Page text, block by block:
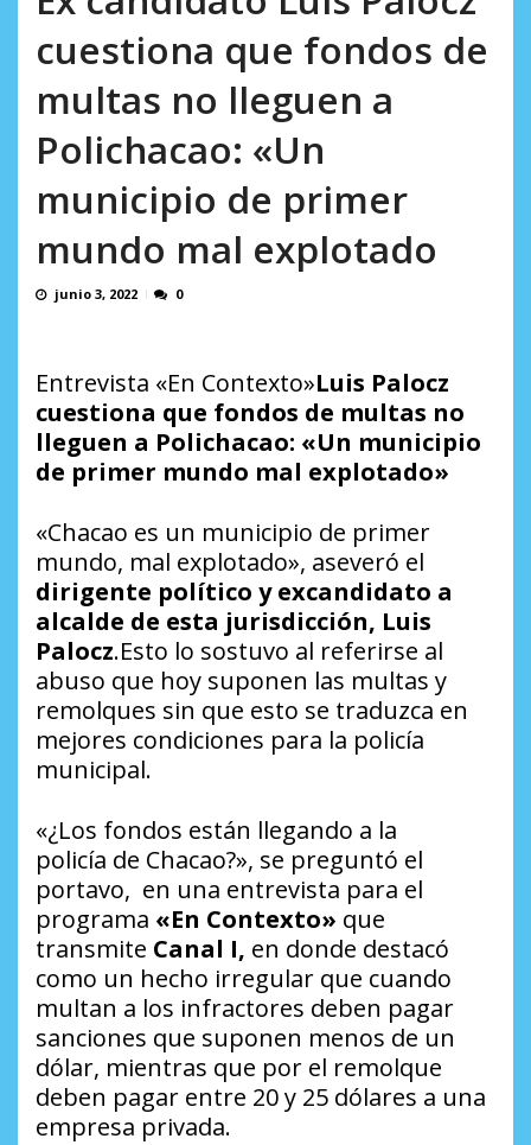
cuestiona que fondos de
multas no lleguen a
Polichacao: «Un
municipio de primer
mundo mal explotado
junio 3, 2022 0
Entrevista «En Contexto»Luis Palocz
cuestiona que fondos de multas no
lleguen a Polichacao: «Un municipio
de primer mundo mal explotado»
«Chacao es un municipio de primer
mundo, mal explotado», aseveró el
dirigente político y excandidato a
alcalde de esta jurisdicción, Luis
Palocz.Esto lo sostuvo al referirse al
abuso que hoy suponen las multas y
remolques sin que esto se traduzca en
mejores condiciones para la policía
municipal.
«¿Los fondos están llegando a la
policía de Chacao?», se preguntó el
portavo, en una entrevista para el
programa «En Contexto» que
transmite Canal I, en donde destacó
como un hecho irregular que cuando
multan a los infractores deben pagar
sanciones que suponen menos de un
dólar, mientras que por el remolque
deben pagar entre 20 y 25 dólares a una
empresa privada.